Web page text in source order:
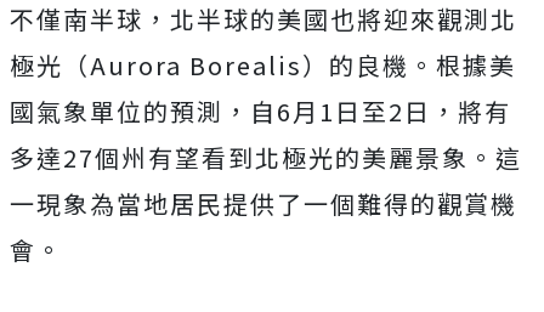
不僅南半球，北半球的美國也將迎來觀測北
極光（Aurora Borealis）的良機。根據美
國氣象單位的預測，自6月1日至2日，將有
多達27個州有望看到北極光的美麗景象。這
一現象為當地居民提供了一個難得的觀賞機
會。